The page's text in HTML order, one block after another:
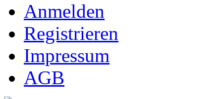
Anmelden
Registrieren
Impressum
AGB